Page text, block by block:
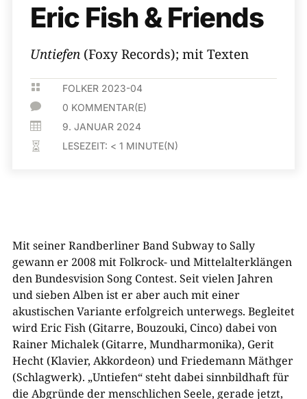
Eric Fish & Friends
Untiefen (Foxy Records); mit Texten
 FOLKER 2023-04
 0 KOMMENTAR(E)
 9. JANUAR 2024
 LESEZEIT: < 1 MINUTE(N)
Mit seiner Randberliner Band Subway to Sally
gewann er 2008 mit Folkrock- und Mittelalterklängen
den Bundesvision Song Contest. Seit vielen Jahren
und sieben Alben ist er aber auch mit einer
akustischen Variante erfolgreich unterwegs. Begleitet
wird Eric Fish (Gitarre, Bouzouki, Cinco) dabei von
Rainer Michalek (Gitarre, Mundharmonika), Gerit
Hecht (Klavier, Akkordeon) und Friedemann Mäthger
(Schlagwerk). „Untiefen“ steht dabei sinnbildhaft für
die Abgründe der menschlichen Seele, gerade jetzt,